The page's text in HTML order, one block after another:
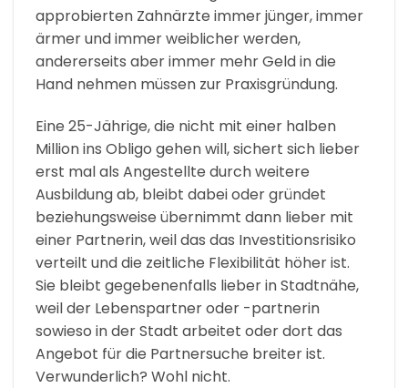
approbierten Zahnärzte immer jünger, immer
ärmer und immer weiblicher werden,
andererseits aber immer mehr Geld in die
Hand nehmen müssen zur Praxisgründung.
Eine 25-Jährige, die nicht mit einer halben
Million ins Obligo gehen will, sichert sich lieber
erst mal als Angestellte durch weitere
Ausbildung ab, bleibt dabei oder gründet
beziehungsweise übernimmt dann lieber mit
einer Partnerin, weil das das Investitionsrisiko
verteilt und die zeitliche Flexibilität höher ist.
Sie bleibt gegebenenfalls lieber in Stadtnähe,
weil der Lebenspartner oder -partnerin
sowieso in der Stadt arbeitet oder dort das
Angebot für die Partnersuche breiter ist.
Verwunderlich? Wohl nicht.